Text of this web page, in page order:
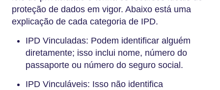
proteção de dados em vigor. Abaixo está uma
explicação de cada categoria de IPD.
IPD Vinculadas: Podem identificar alguém
diretamente; isso inclui nome, número do
passaporte ou número do seguro social.
IPD Vinculáveis: Isso não identifica